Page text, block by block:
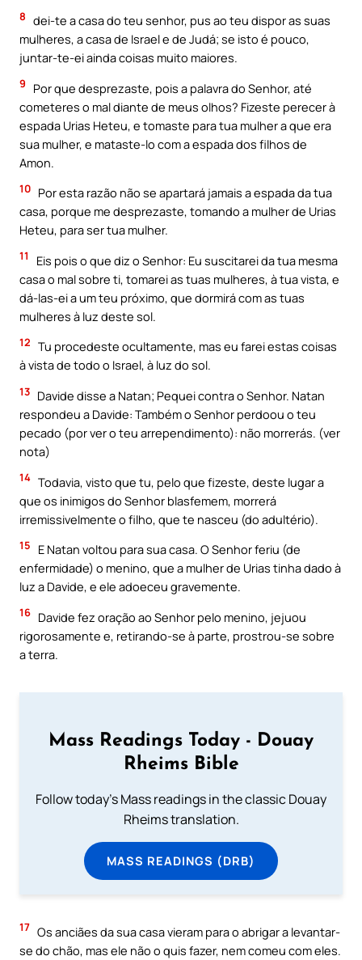
8 dei-te a casa do teu senhor, pus ao teu dispor as suas
mulheres, a casa de Israel e de Judá; se isto é pouco,
juntar-te-ei ainda coisas muito maiores.
9
Por que desprezaste, pois a palavra do Senhor, até
cometeres o mal diante de meus olhos? Fizeste perecer à
espada Urias Heteu, e tomaste para tua mulher a que era
sua mulher, e mataste-lo com a espada dos filhos de
Amon.
10 Por esta razão não se apartará jamais a espada da tua
casa, porque me desprezaste, tomando a mulher de Urias
Heteu, para ser tua mulher.
11
Eis pois o que diz o Senhor: Eu suscitarei da tua mesma
casa o mal sobre ti, tomarei as tuas mulheres, à tua vista, e
dá-las-ei a um teu próximo, que dormirá com as tuas
mulheres à luz deste sol.
12 Tu procedeste ocultamente, mas eu farei estas coisas
à vista de todo o Israel, à luz do sol.
13 Davide disse a Natan; Pequei contra o Senhor. Natan
respondeu a Davide: Também o Senhor perdoou o teu
pecado (por ver o teu arrependimento): não morrerás. (ver
nota)
14 Todavia, visto que tu, pelo que fizeste, deste lugar a
que os inimigos do Senhor blasfemem, morrerá
irremissivelmente o filho, que te nasceu (do adultério).
15
E Natan voltou para sua casa. O Senhor feriu (de
enfermidade) o menino, que a mulher de Urias tinha dado à
luz a Davide, e ele adoeceu gravemente.
16 Davide fez oração ao Senhor pelo menino, jejuou
rigorosamente e, retirando-se à parte, prostrou-se sobre
a terra.
Mass Readings Today - Douay
Rheims Bible
Follow today's Mass readings in the classic Douay
Rheims translation.
MASS READINGS (DRB)
17 Os anciães da sua casa vieram para o abrigar a levantar-
se do chão, mas ele não o quis fazer, nem comeu com eles.